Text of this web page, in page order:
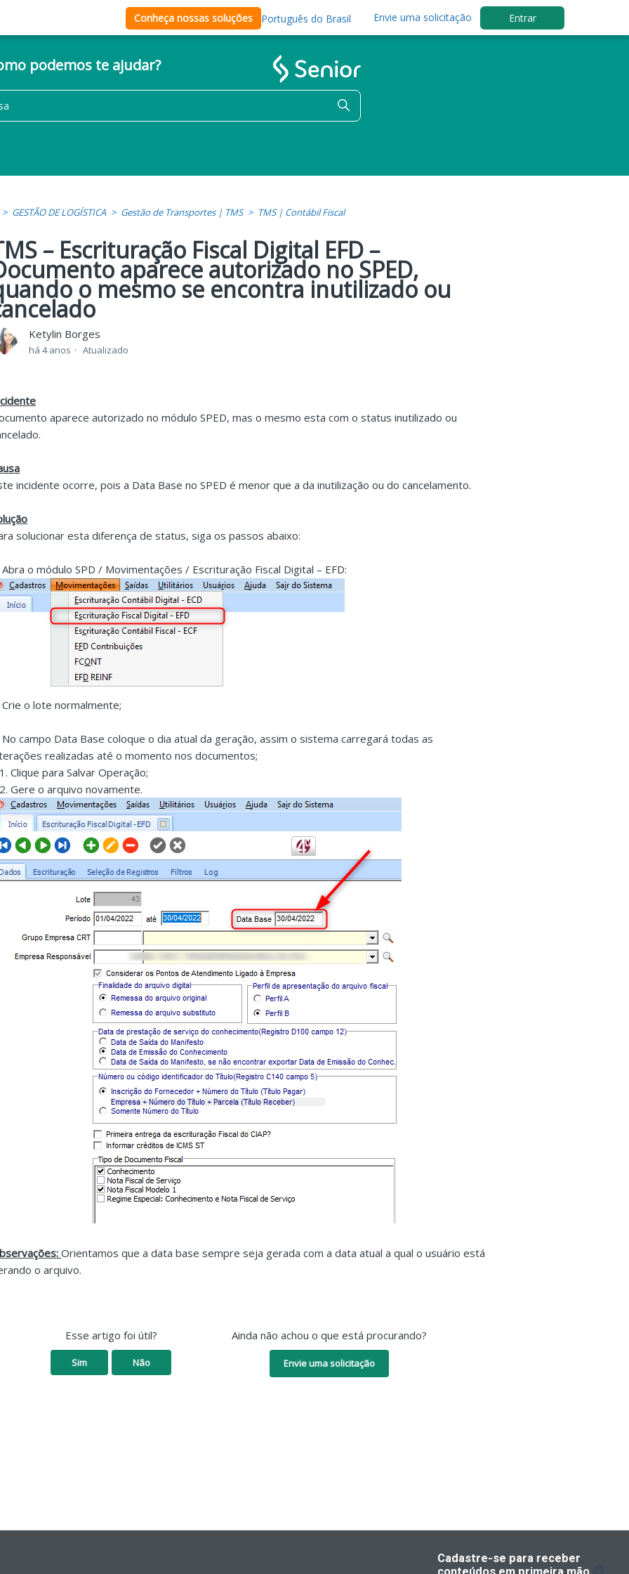
Conheça nossas soluções Português do Brasil Envie uma solicitação Entrar
podemos te ajudar?
GESTÃO DE LOGÍSTICA Gestão de Transportes | TMS TMS | Contábil Fiscal
– Escrituração Fiscal Digital EFD –
aparece autorizado no SPED,
o mesmo se encontra inutilizado ou
Ketylin Borges
há 4 anos Atualizado
aparece autorizado no módulo SPED, mas o mesmo esta com o status inutilizado ou
incidente ocorre, pois a Data Base no SPED é menor que a da inutilização ou do cancelamento.
solucionar esta diferença de status, siga os passos abaixo:
Abra o módulo SPD / Movimentações / Escrituração Fiscal Digital – EFD:
Crie o lote normalmente;
No campo Data Base coloque o dia atual da geração, assim o sistema carregará todas as
realizadas até o momento nos documentos;
Clique para Salvar Operação;
Gere o arquivo novamente.
Orientamos que a data base sempre seja gerada com a data atual a qual o usuário está
o arquivo.
Esse artigo foi útil?
Sim Não
Ainda não achou o que está procurando?
Envie uma solicitação